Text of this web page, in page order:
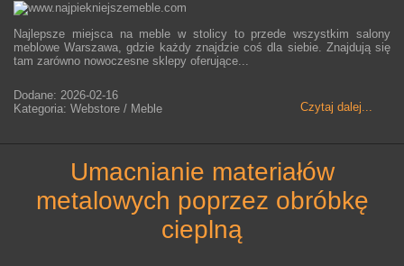
Najlepsze miejsca na meble w stolicy to przede wszystkim salony
meblowe Warszawa, gdzie każdy znajdzie coś dla siebie. Znajdują się
tam zarówno nowoczesne sklepy oferujące...
Czytaj dalej...
Dodane: 2026-02-16
Kategoria: Webstore / Meble
umacnianie materiałów
metalowych poprzez obróbkę
cieplną